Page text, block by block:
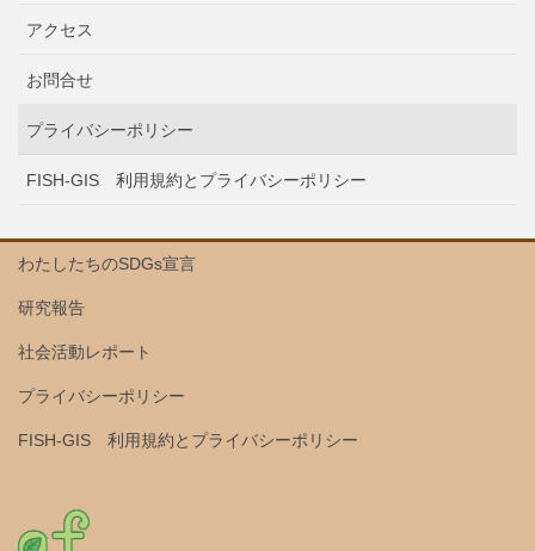
アクセス
お問合せ
プライバシーポリシー
FISH-GIS 利用規約とプライバシーポリシー
わたしたちのSDGs宣言
研究報告
社会活動レポート
プライバシーポリシー
FISH-GIS 利用規約とプライバシーポリシー